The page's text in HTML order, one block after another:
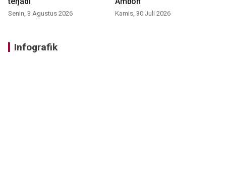
Senin, 3 Agustus 2026 Kamis, 30 Juli 2026
Infografik